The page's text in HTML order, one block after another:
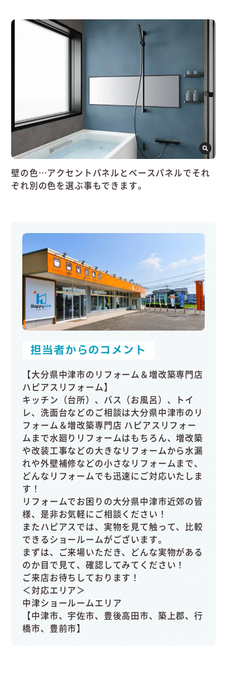
壁の色…アクセントパネルとベースパネルでそれ
ぞれ別の色を選ぶ事もできます。
担当者からのコメント
【大分県中津市のリフォーム＆増改築専門店
ハピアスリフォーム】
キッチン（台所）、バス（お風呂）、トイ
レ、洗面台などのご相談は大分県中津市のリ
フォーム＆増改築専門店 ハピアスリフォー
ムまで水廻りリフォームはもちろん、増改築
や改装工事などの大きなリフォームから水漏
れや外壁補修などの小さなリフォームまで、
どんなリフォームでも迅速にご対応いたしま
す！
リフォームでお困りの大分県中津市近郊の皆
様、是非お気軽にご相談ください！
またハピアスでは、実物を見て触って、比較
できるショールームがございます。
まずは、ご来場いただき、どんな実物がある
のか目で見て、確認してみてください！
ご来店お待ちしております！
＜対応エリア＞
中津ショールームエリア
【中津市、宇佐市、豊後高田市、築上郡、行
橋市、豊前市】